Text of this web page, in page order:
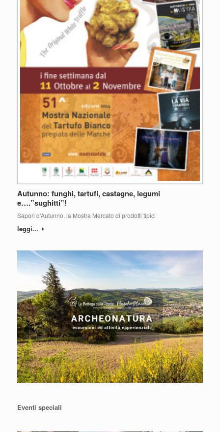
Autunno: funghi, tartufi, castagne, legumi
e….”sughitti”!
Sapori d’Autunno, la Mostra Mercato di prodotti tipici
leggi...
Eventi speciali